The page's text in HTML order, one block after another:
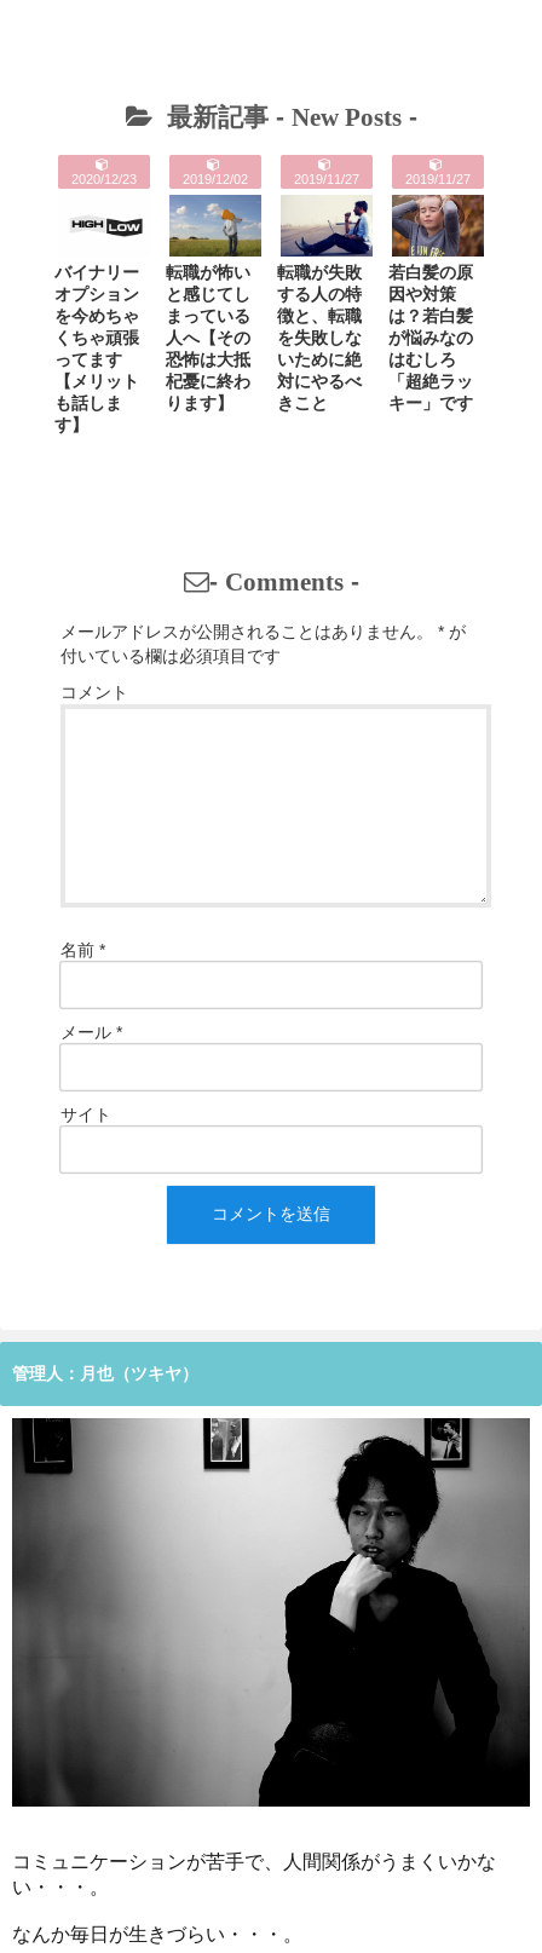
最新記事 - New Posts-
2020/12/23
バイナリー
オプション
を今めちゃ
くちゃ頑張
ってます
【メリット
も話しま
す】
2019/12/02
転職が怖い
と感じてし
まっている
人へ【その
恐怖は大抵
杞憂に終わ
ります】
2019/11/27
転職が失敗
する人の特
徴と、転職
を失敗しな
いために絶
対にやるべ
きこと
2019/11/27
若白髪の原
因や対策
は？若白髪
が悩みなの
はむしろ
「超絶ラッ
キー」です
- Comments-
メールアドレスが公開されることはありません。 * が
付いている欄は必須項目です
コメント
名前 *
メール *
サイト
管理人：月也（ツキヤ）
コミュニケーションが苦手で、人間関係がうまくいかな
い・・・。
なんか毎日が生きづらい・・・。